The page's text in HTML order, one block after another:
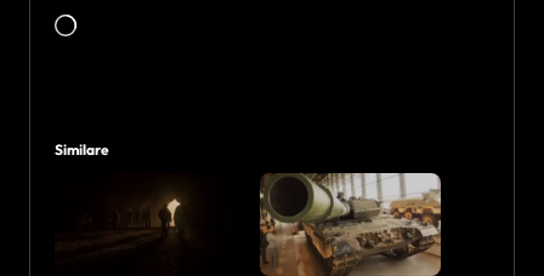
Încarc...
Similare